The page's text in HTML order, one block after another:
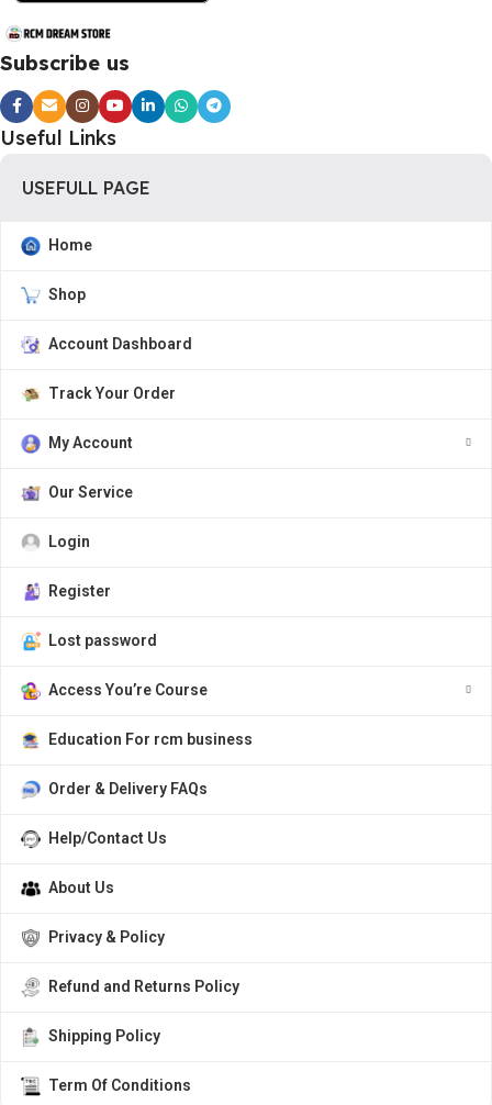
Subscribe us
Useful Links
USEFULL PAGE
Home
Shop
Account Dashboard
Track Your Order
My Account
Our Service
Login
Register
Lost password
Access You’re Course
Education For rcm business
Order & Delivery FAQs
Help/Contact Us
About Us
Privacy & Policy
Refund and Returns Policy
Shipping Policy
Term Of Conditions